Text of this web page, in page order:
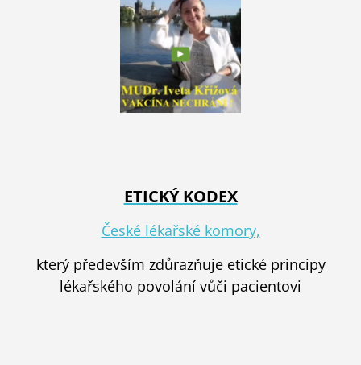
ETICKÝ KODEX
České lékařské komory,
který především zdůrazňuje etické principy
lékařského povolání vůči pacientovi